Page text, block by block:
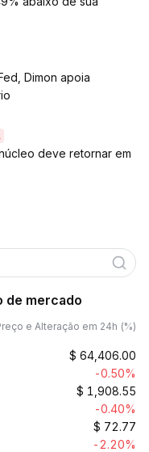
Dimon apoia
deve retornar em
de mercado
e Alteração em 24h (%)
$ 64,406.00
-0.50%
$ 1,908.55
-0.40%
$ 72.77
-2.20%